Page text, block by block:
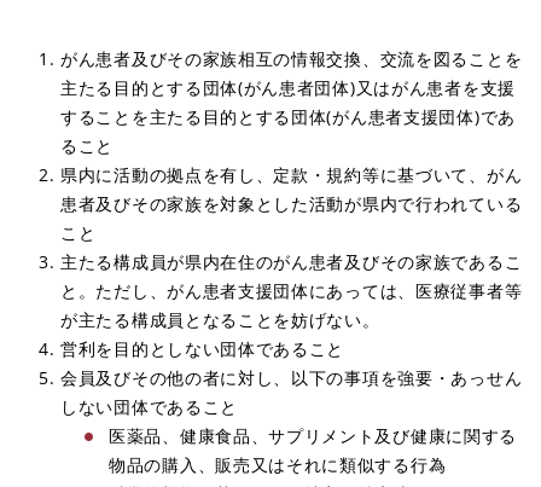
がん患者及びその家族相互の情報交換、交流を図ることを
主たる目的とする団体(がん患者団体)又はがん患者を支援
することを主たる目的とする団体(がん患者支援団体)であ
ること
県内に活動の拠点を有し、定款・規約等に基づいて、がん
患者及びその家族を対象とした活動が県内で行われている
こと
主たる構成員が県内在住のがん患者及びその家族であるこ
と。ただし、がん患者支援団体にあっては、医療従事者等
が主たる構成員となることを妨げない。
営利を目的としない団体であること
会員及びその他の者に対し、以下の事項を強要・あっせん
しない団体であること
医薬品、健康食品、サプリメント及び健康に関する
物品の購入、販売又はそれに類似する行為